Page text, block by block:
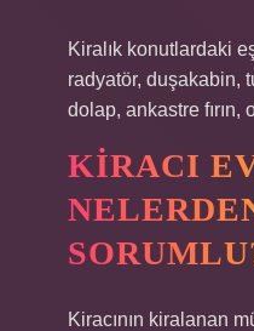
Kiralık konutlardaki
radyatör, duşakabin,
dolap, ankastre fırın,
KIRACI
Kiracının kiralanan